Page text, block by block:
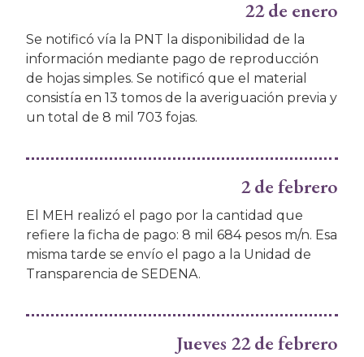
22 de enero
Se notificó vía la PNT la disponibilidad de la
información mediante pago de reproducción
de hojas simples. Se notificó que el material
consistía en 13 tomos de la averiguación previa y
un total de 8 mil 703 fojas.
2 de febrero
El MEH realizó el pago por la cantidad que
refiere la ficha de pago: 8 mil 684 pesos m/n. Esa
misma tarde se envío el pago a la Unidad de
Transparencia de SEDENA.
Jueves 22 de febrero